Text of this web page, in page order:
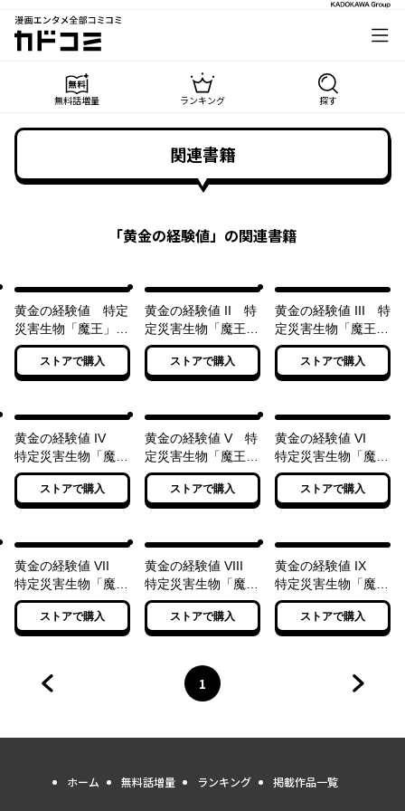
漫画エンタメ全部コミコミ
カドコミ
無料話増量 ランキング 探す
関連書籍
「黄金の経験値」の関連書籍
黄金の経験値 特定
災害生物「魔王」降
臨タイムアタック
ストアで購入
黄金の経験値 II 特
定災害生物「魔王」
進撃マルチプレイ
ストアで購入
黄金の経験値 III 特
定災害生物「魔王」
迷宮魔改造アップデ
ストアで購入
黄金の経験値 IV
特定災害生物「魔
王」配下融合アルケ
ストアで購入
黄金の経験値 V 特
定災害生物「魔王」
災厄激突ソロレイド
ストアで購入
黄金の経験値 VI
特定災害生物「魔
王」暗躍マグナメル
ストアで購入
黄金の経験値 VII
特定災害生物「魔
王」各国動乱プレリ
ュードストアで購入
黄金の経験値 VIII
特定災害生物「魔
王」大戦アウトブレ
ストアで購入
黄金の経験値 IX
特定災害生物「魔
王」大戦バッドエン
ストアで購入
ページ
1
へ
ホーム 無料話増量 ランキング 掲載作品一覧